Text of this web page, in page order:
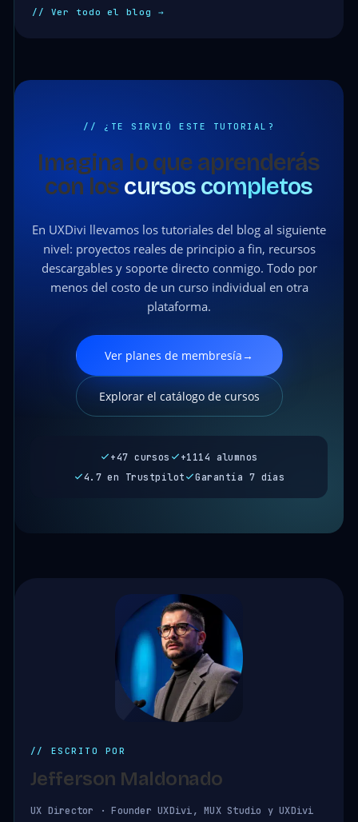
// Ver todo el blog →
// ¿TE SIRVIÓ ESTE TUTORIAL?
Imagina lo que aprenderás
con los cursos completos
En UXDivi llevamos los tutoriales del blog al siguiente
nivel: proyectos reales de principio a fin, recursos
descargables y soporte directo conmigo. Todo por
menos del costo de un curso individual en otra
plataforma.
Ver planes de membresía→
Explorar el catálogo de cursos
+47 cursos
+1114 alumnos
4.7 en Trustpilot
Garantía 7 días
// ESCRITO POR
Jefferson Maldonado
UX Director · Founder UXDivi, MUX Studio y UXDivi